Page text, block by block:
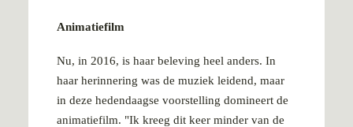
Animatiefilm
Nu, in 2016, is haar beleving heel anders. In
haar herinnering was de muziek leidend, maar
in deze hedendaagse voorstelling domineert de
animatiefilm. "Ik kreeg dit keer minder van de